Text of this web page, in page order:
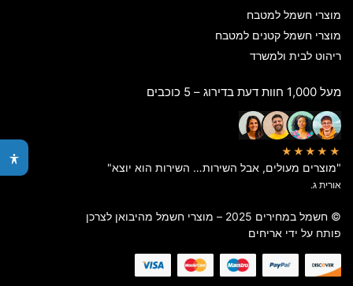
מוצרי חשמל למטבח
מוצרי חשמל קטנים למטבח
ריהוט לבית ולמשרד
מעל 1,000 חוות דעת בדירוג – 5 כוכבים
★★★★★
"מוצרים מעולים, אבל השירות… השירות הוא יוצא"
אורית ג.
© חשמל במחירים 2025 – מוצרי חשמל מהיבואן לצרכן
פותח על ידי אריחים